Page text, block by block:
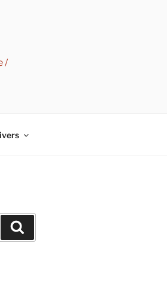
/